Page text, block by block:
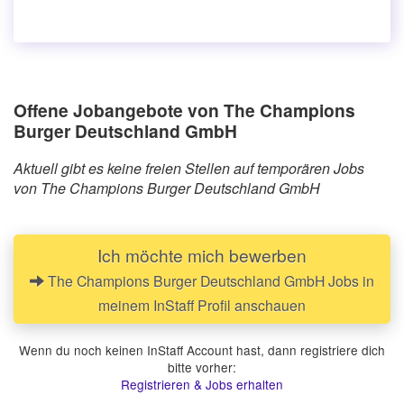
Offene Jobangebote von The Champions
Burger Deutschland GmbH
Aktuell gibt es keine freien Stellen auf temporären Jobs
von The Champions Burger Deutschland GmbH
Ich möchte mich bewerben
The Champions Burger Deutschland GmbH Jobs in
meinem InStaff Profil anschauen
Wenn du noch keinen InStaff Account hast, dann registriere dich
bitte vorher:
Registrieren & Jobs erhalten